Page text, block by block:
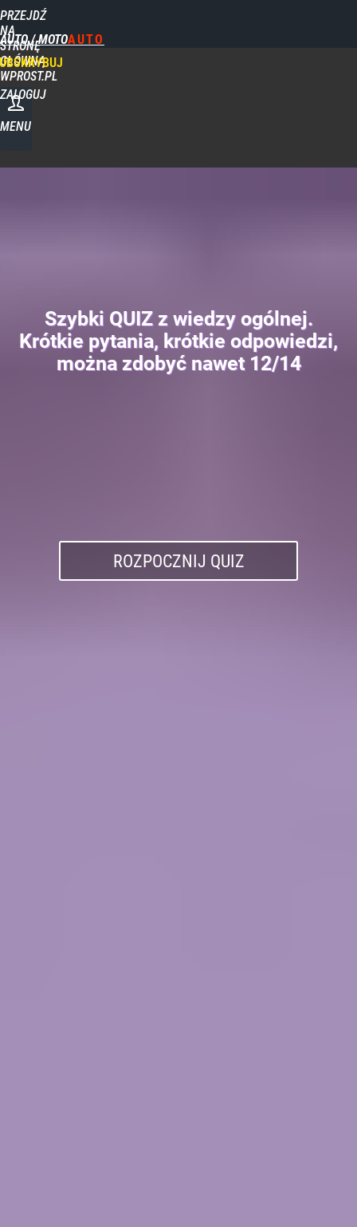
PRZEJDŹ
NA
STRONĘ
GŁÓWNĄ
WPROST.PL
AUTO / MOTO
ZALOGUJ
MENU
Szybki QUIZ z wiedzy ogólnej.
Krótkie pytania, krótkie odpowiedzi,
można zdobyć nawet 12/14
ROZPOCZNIJ QUIZ